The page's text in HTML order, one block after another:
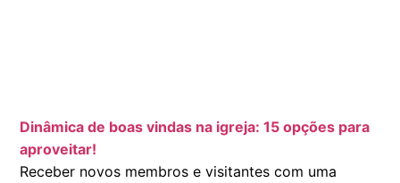
Dinâmica de boas vindas na igreja: 15 opções para
aproveitar!
Receber novos membros e visitantes com uma